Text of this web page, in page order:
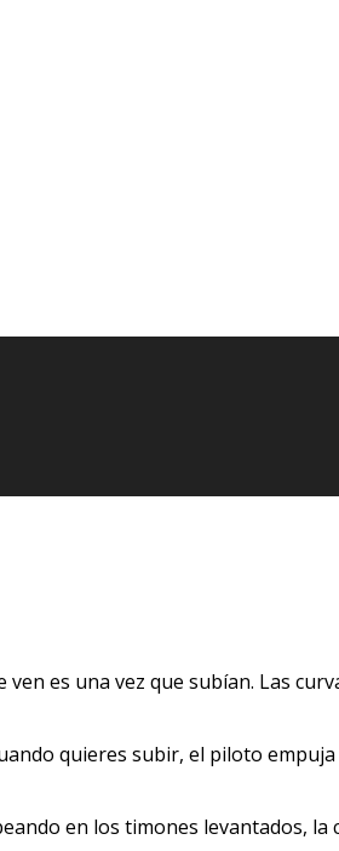
es una vez que subían. Las
quieres subir, el piloto
en los timones levantados, la